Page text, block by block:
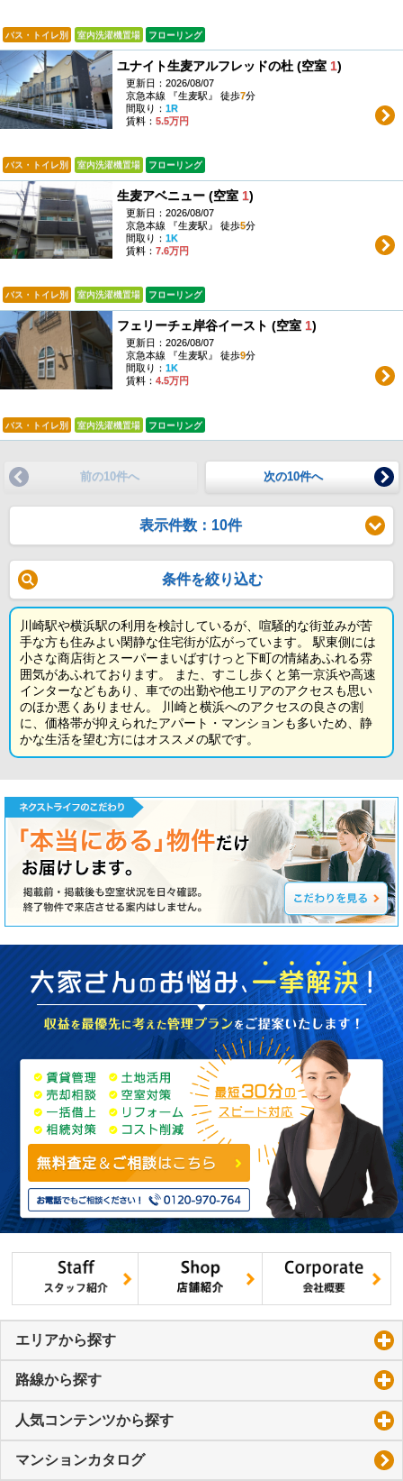
バス・トイレ別 室内洗濯機置場 フローリング
ユナイト生麦アルフレッドの杜 (空室 1)
更新日：2026/08/07
京急本線 『生麦駅』 徒歩7分
間取り： 1R
賃料： 5.5万円
バス・トイレ別 室内洗濯機置場 フローリング
生麦アベニュー (空室 1)
更新日：2026/08/07
京急本線 『生麦駅』 徒歩5分
間取り： 1K
賃料： 7.6万円
バス・トイレ別 室内洗濯機置場 フローリング
フェリーチェ岸谷イースト (空室 1)
更新日：2026/08/07
京急本線 『生麦駅』 徒歩9分
間取り： 1K
賃料： 4.5万円
バス・トイレ別 室内洗濯機置場 フローリング
前の10件へ 次の10件へ
表示件数：10件
条件を絞り込む
川崎駅や横浜駅の利用を検討しているが、喧騒的な街並みが苦
手な方も住みよい閑静な住宅街が広がっています。 駅東側には
小さな商店街とスーパーまいばすけっと下町の情緒あふれる雰
囲気があふれております。 また、すこし歩くと第一京浜や高速
インターなどもあり、車での出勤や他エリアのアクセスも思い
のほか悪くありません。 川崎と横浜へのアクセスの良さの割
に、価格帯が抑えられたアパート・マンションも多いため、静
かな生活を望む方にはオススメの駅です。
エリアから探す
路線から探す
人気コンテンツから探す
マンションカタログ